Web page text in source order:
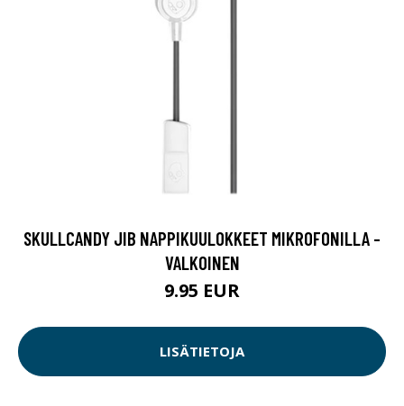
SKULLCANDY JIB NAPPIKUULOKKEET MIKROFONILLA -
VALKOINEN
9.95 EUR
LISÄTIETOJA